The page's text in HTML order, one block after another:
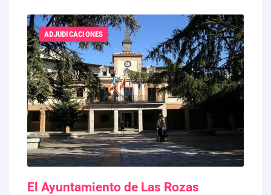
ADJUDICACIONES
El Ayuntamiento de Las Rozas